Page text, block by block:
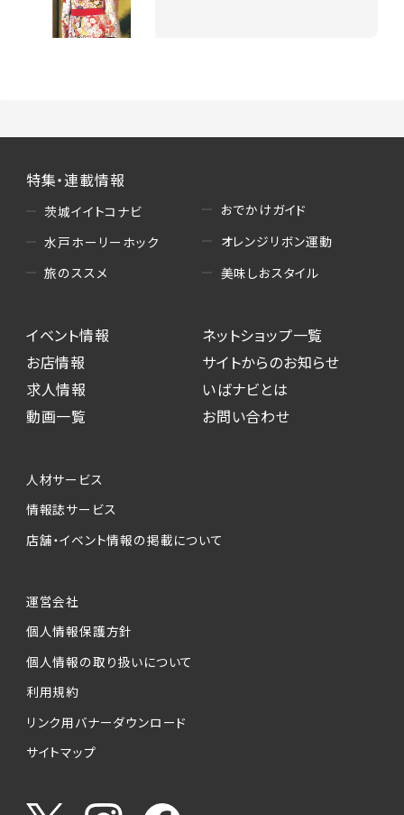
特集・連載情報
茨城イイトコナビ
水戸ホーリーホック
旅のススメ
おでかけガイド
オレンジリボン運動
美味しおスタイル
イベント情報
お店情報
求人情報
動画一覧
ネットショップ一覧
サイトからのお知らせ
いばナビとは
お問い合わせ
人材サービス
情報誌サービス
店舗・イベント情報の掲載について
運営会社
個人情報保護方針
個人情報の取り扱いについて
利用規約
リンク用バナーダウンロード
サイトマップ